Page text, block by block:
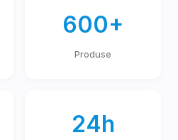
600+
Produse
24h